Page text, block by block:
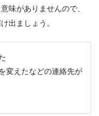
味がありませんので、
出ましょう。
変えたなどの連絡先が